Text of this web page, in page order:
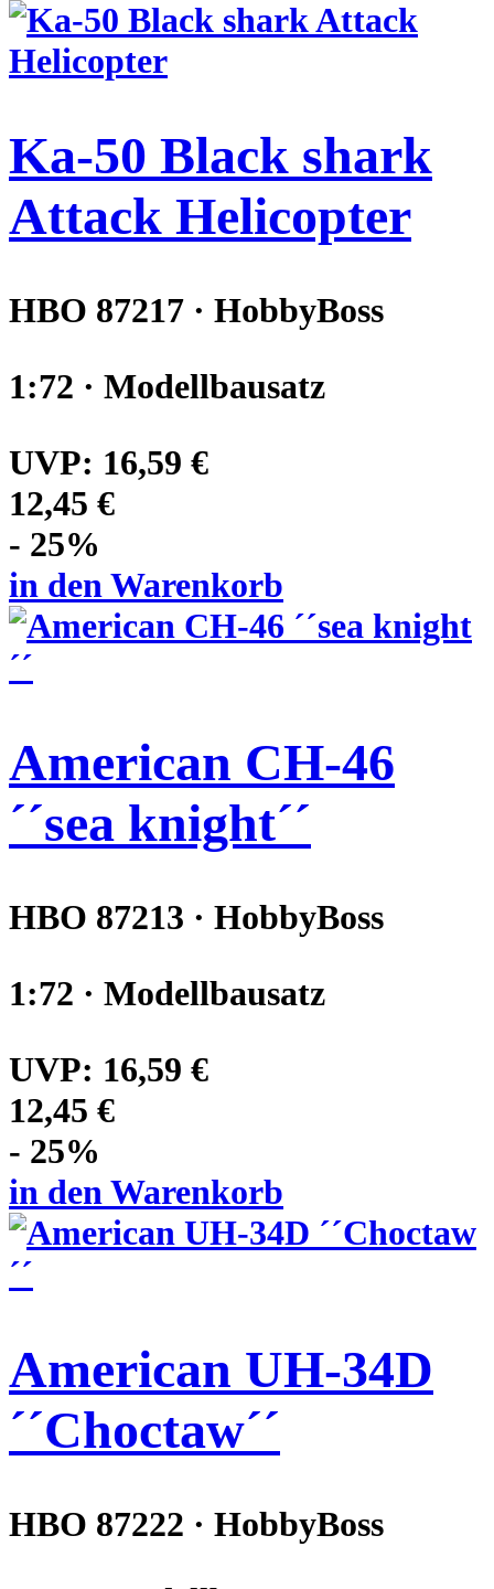
Ka-50 Black shark
Attack Helicopter
HBO 87217 · HobbyBoss
1:72 · Modellbausatz
UVP: 16,59 €
12,45 €
- 25%
in den Warenkorb
American CH-46
´´sea knight´´
HBO 87213 · HobbyBoss
1:72 · Modellbausatz
UVP: 16,59 €
12,45 €
- 25%
in den Warenkorb
American UH-34D
´´Choctaw´´
HBO 87222 · HobbyBoss